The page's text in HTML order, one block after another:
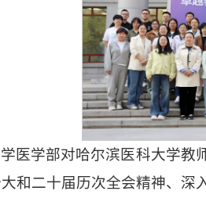
医学部对哈尔滨医科大学教
和二十届历次全会精神、